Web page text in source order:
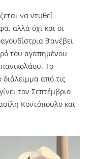
να ντυθεί
αλλά όχι και οι
θ’ανέβει
του αγαπημένου
Το
διάλειμμα από τις
τον Σεπτέμβριο
Κοντόπουλο και